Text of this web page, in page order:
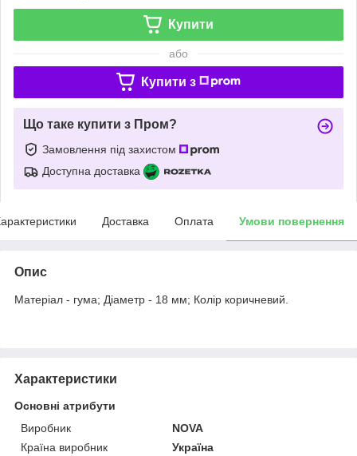
Купити
або
Купити з
Що таке купити з Пром?
Замовлення під захистом
Доступна доставка
Доставка Оплата Умови повернення
Опис
Матеріал - гума; Діаметр - 18 мм; Колір коричневий.
Характеристики
Основні атрибути
Виробник
NOVA
Країна виробник
Україна